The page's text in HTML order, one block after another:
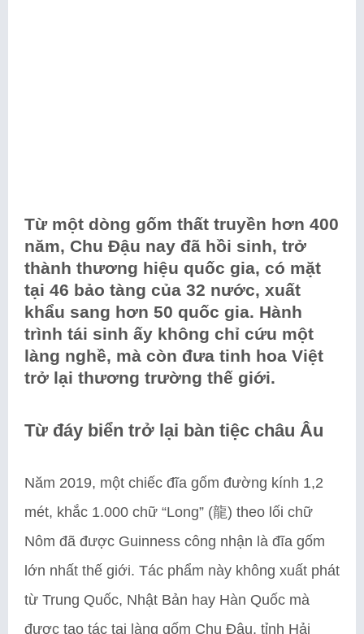
Từ một dòng gốm thất truyền hơn 400
năm, Chu Đậu nay đã hồi sinh, trở
thành thương hiệu quốc gia, có mặt
tại 46 bảo tàng của 32 nước, xuất
khẩu sang hơn 50 quốc gia. Hành
trình tái sinh ấy không chỉ cứu một
làng nghề, mà còn đưa tinh hoa Việt
trở lại thương trường thế giới.
Từ đáy biển trở lại bàn tiệc châu Âu
Năm 2019, một chiếc đĩa gốm đường kính 1,2
mét, khắc 1.000 chữ “Long” (龍) theo lối chữ
Nôm đã được Guinness công nhận là đĩa gốm
lớn nhất thế giới. Tác phẩm này không xuất phát
từ Trung Quốc, Nhật Bản hay Hàn Quốc mà
được tạo tác tại làng gốm Chu Đậu, tỉnh Hải